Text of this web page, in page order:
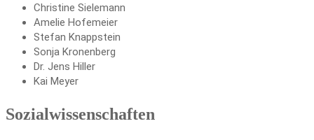
Christine Sielemann
Amelie Hofemeier
Stefan Knappstein
Sonja Kronenberg
Dr. Jens Hiller
Kai Meyer
Sozialwissenschaften